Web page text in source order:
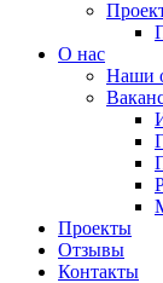
О нас
Наши
Проекты
Отзывы
Контакты